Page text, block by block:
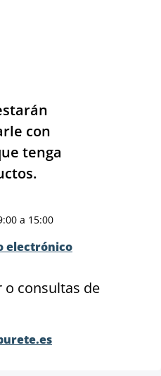
con
tenga
a 15:00
electrónico
o consultas de